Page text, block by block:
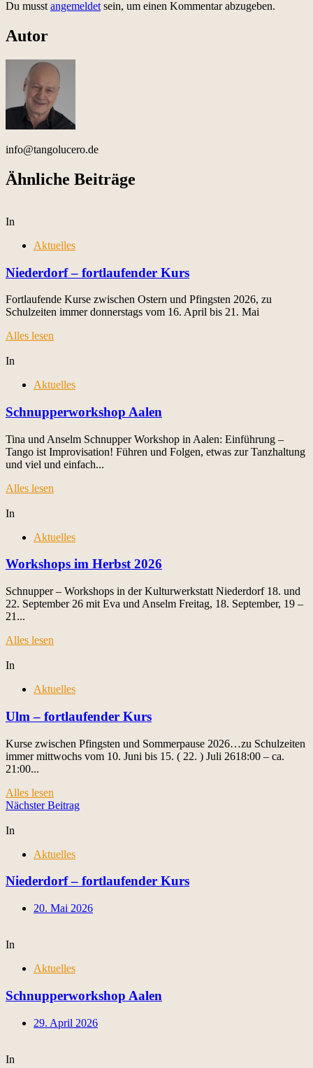
Du musst angemeldet sein, um einen Kommentar abzugeben.
Autor
info@tangolucero.de
Ähnliche Beiträge
In
Aktuelles
Niederdorf – fortlaufender Kurs
Fortlaufende Kurse zwischen Ostern und Pfingsten 2026, zu
Schulzeiten immer donnerstags vom 16. April bis 21. Mai
Alles lesen
In
Aktuelles
Schnupperworkshop Aalen
Tina und Anselm Schnupper Workshop in Aalen: Einführung –
Tango ist Improvisation! Führen und Folgen, etwas zur Tanzhaltung
und viel und einfach...
Alles lesen
In
Aktuelles
Workshops im Herbst 2026
Schnupper – Workshops in der Kulturwerkstatt Niederdorf 18. und
22. September 26 mit Eva und Anselm Freitag, 18. September, 19 –
21...
Alles lesen
In
Aktuelles
Ulm – fortlaufender Kurs
Kurse zwischen Pfingsten und Sommerpause 2026…zu Schulzeiten
immer mittwochs vom 10. Juni bis 15. ( 22. ) Juli 2618:00 – ca.
21:00...
Alles lesen
Beitragsnavigation
Nächster Beitrag
In
Aktuelles
Niederdorf – fortlaufender Kurs
20. Mai 2026
In
Aktuelles
Schnupperworkshop Aalen
29. April 2026
In